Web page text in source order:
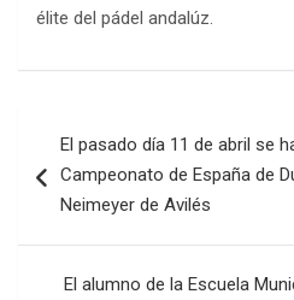
élite del pádel andalúz.
de
entradas
El pasado día 11 de abril se
Campeonato de España de
Neimeyer de Avilés
El alumno de la Escuela